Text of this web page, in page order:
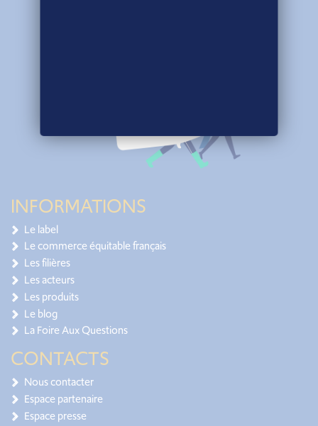
INFORMATIONS
Le label
Le commerce équitable français
Les filières
Les acteurs
Les produits
Le blog
La Foire Aux Questions
CONTACTS
Nous contacter
Espace partenaire
Espace presse